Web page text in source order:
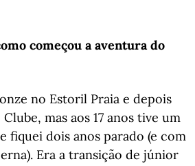
começou a aventura do
no Estoril Praia e depois
mas aos 17 anos tive um
fiquei dois anos parado (e com
Era a transição de júnior